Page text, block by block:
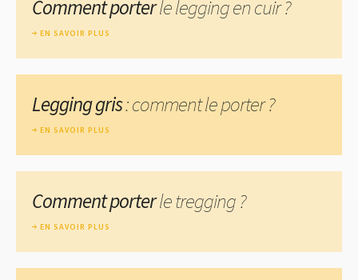
Comment porterle legging en cuir ?
EN SAVOIR PLUS
Legging gris: comment le porter ?
EN SAVOIR PLUS
Comment porterle tregging ?
EN SAVOIR PLUS